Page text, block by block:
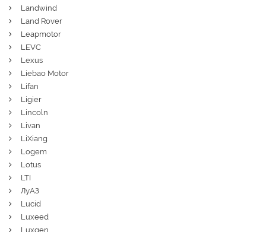
Landwind
Land Rover
Leapmotor
LEVC
Lexus
Liebao Motor
Lifan
Ligier
Lincoln
Livan
LiXiang
Logem
Lotus
LTI
ЛуАЗ
Lucid
Luxeed
Luxgen